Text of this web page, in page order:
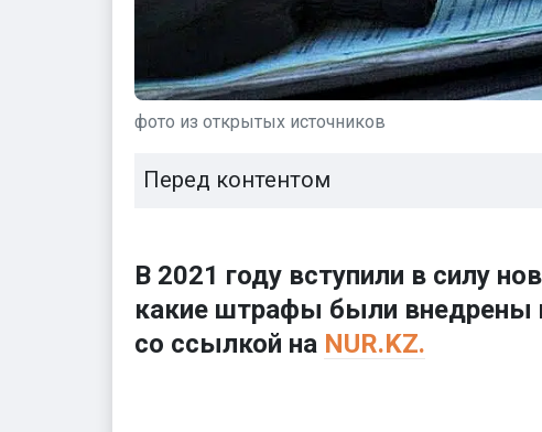
фото из открытых источников
Перед контентом
В 2021 году вступили в силу
какие штрафы были внедрены
со ссылкой на NUR.KZ.